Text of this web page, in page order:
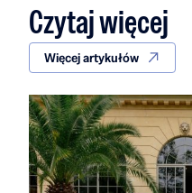
Czytaj więcej
Więcej artykułów